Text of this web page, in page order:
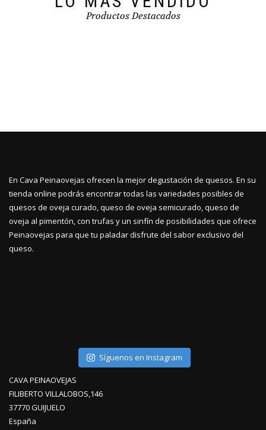
Productos Destacados
En Cava Peinaovejas ofrecen la mejor degustación de quesos. En su
tienda online podrás encontrar todas las variedades posibles de
quesos de oveja curado, queso de oveja semicurado, queso de
oveja al pimentón, con trufas y un sinfín de posibilidades que ofrece
Peinaovejas para que tu paladar disfrute del sabor exclusivo del
queso.
Síguenos en Instagram
CAVA PEINAOVEJAS
FILIBERTO VILLALOBOS,146
37770 GUIJUELO
España